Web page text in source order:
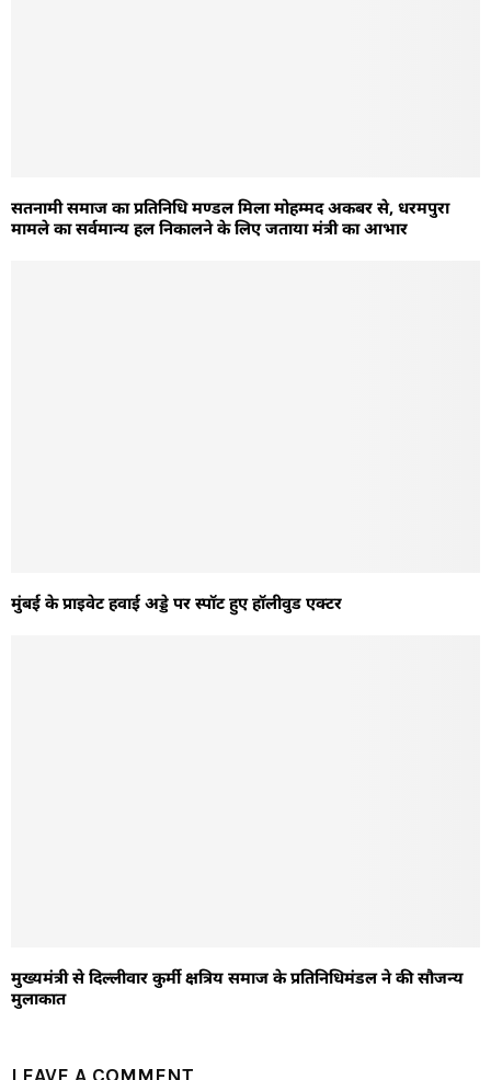
सतनामी समाज का प्रतिनिधि मण्डल मिला मोहम्मद अकबर से, धरमपुरा
मामले का सर्वमान्य हल निकालने के लिए जताया मंत्री का आभार
मुंबई के प्राइवेट हवाई अड्डे पर स्पॉट हुए हॉलीवुड एक्टर
मुख्यमंत्री से दिल्लीवार कुर्मी क्षत्रिय समाज के प्रतिनिधिमंडल ने की सौजन्य
मुलाकात